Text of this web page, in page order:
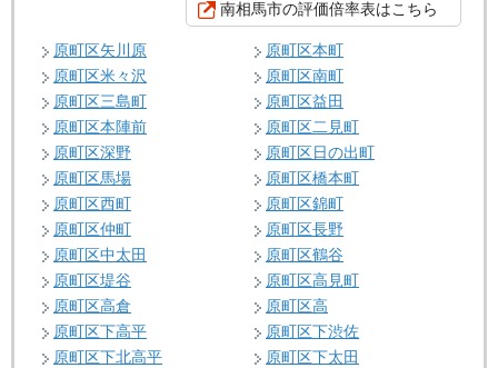
南相馬市の評価倍率表はこちら
原町区矢川原
原町区本町
原町区米々沢
原町区南町
原町区三島町
原町区益田
原町区本陣前
原町区二見町
原町区深野
原町区日の出町
原町区馬場
原町区橋本町
原町区西町
原町区錦町
原町区仲町
原町区長野
原町区中太田
原町区鶴谷
原町区堤谷
原町区高見町
原町区高倉
原町区高
原町区下高平
原町区下渋佐
原町区下北高平
原町区下太田